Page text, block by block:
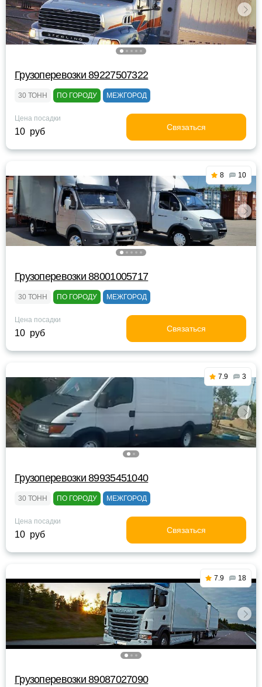
Грузоперевозки 89227507322
30 ТОНН ПО ГОРОДУ МЕЖГОРОД
Цена посадки
10 руб Связаться
8 10
Грузоперевозки 88001005717
30 ТОНН ПО ГОРОДУ МЕЖГОРОД
Цена посадки
10 руб Связаться
7.9 3
Грузоперевозки 89935451040
30 ТОНН ПО ГОРОДУ МЕЖГОРОД
Цена посадки
10 руб Связаться
7.9 18
Грузоперевозки 89087027090